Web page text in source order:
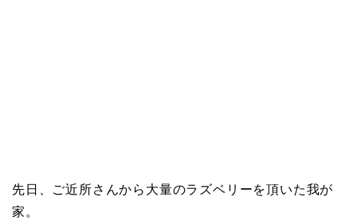
先日、ご近所さんから大量のラズベリーを頂いた我が
家。